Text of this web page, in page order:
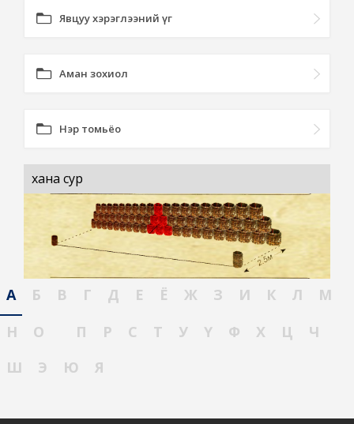
Явцуу хэрэглээний үг
Аман зохиол
Нэр томьёо
хана сур
А Б В Г Д Е Ё Ж З И К Л
М
Н
О П Р С Т У Ү Ф Х Ц
Ч
Ш
Э Ю Я